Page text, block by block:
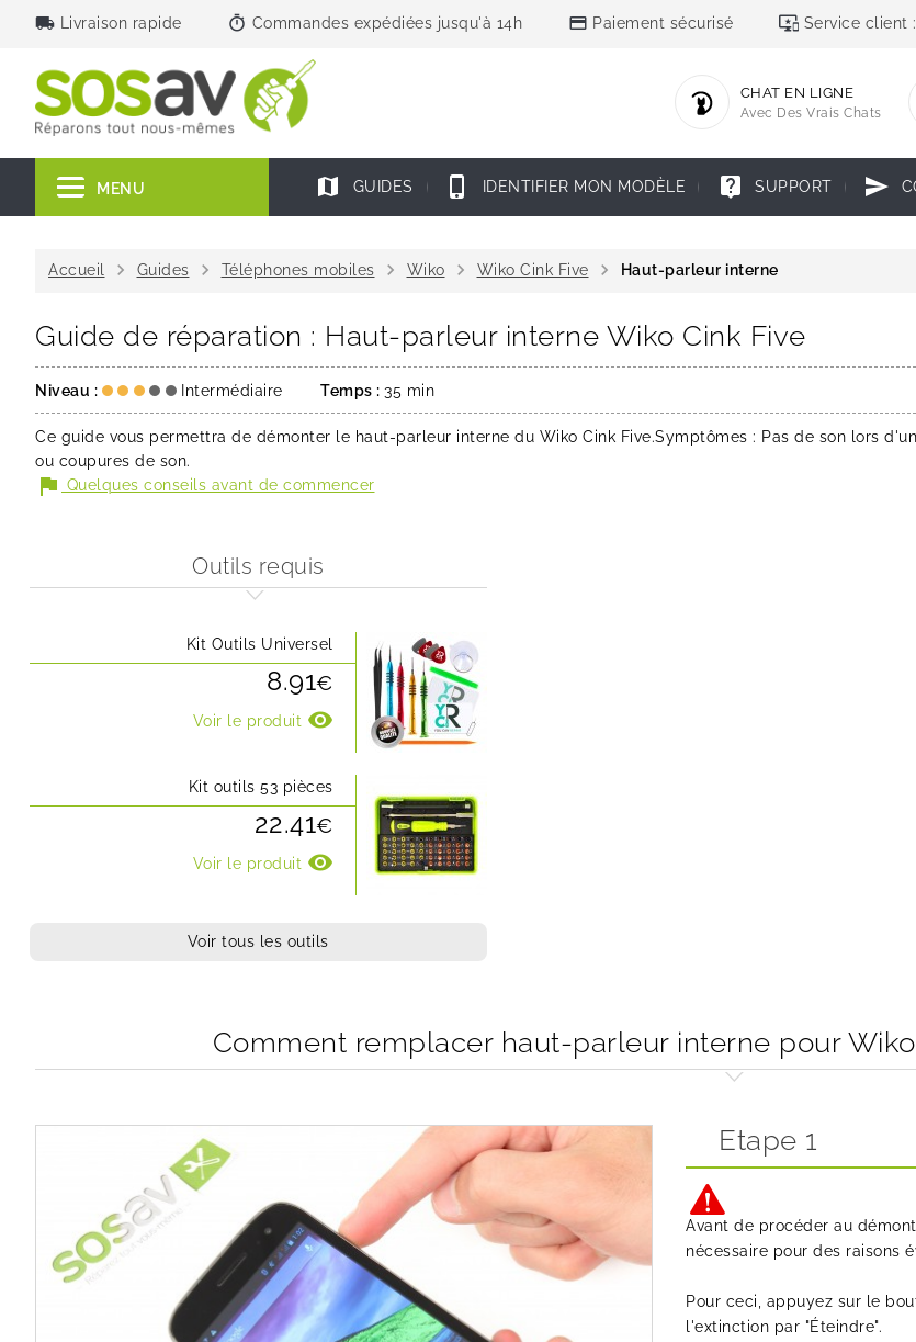
local_shipping Livraison rapide timer Commandes expédiées jusqu'à 14h credit_card Paiement sécurisé important_devices Service client
CHAT EN LIGNE
Avec Des Vrais Chats
MENU map GUIDES phone_iphone IDENTIFIER MON MODÈLE live_help SUPPORT send
Accueil chevron_right Guides chevron_right Téléphones mobiles chevron_right Wiko chevron_right Wiko Cink Five chevron_right Haut-parleur interne
Guide de réparation : Haut-parleur interne Wiko Cink Five
Niveau : Intermédiaire Temps : 35 min
Ce guide vous permettra de démonter le haut-parleur interne du Wiko Cink Five.Symptômes : Pas de son lors
ou coupures de son.
flag Quelques conseils avant de commencer
Outils requis
Kit Outils Universel
8.91€
Voir le produit visibility
Kit outils 53 pièces
22.41€
Voir le produit visibility
Voir tous les outils
Comment remplacer haut-parleur interne pour
Etape 1
Avant de procéder au
nécessaire pour des raisons
Pour ceci, appuyez sur le
l'extinction par "Éteindre".